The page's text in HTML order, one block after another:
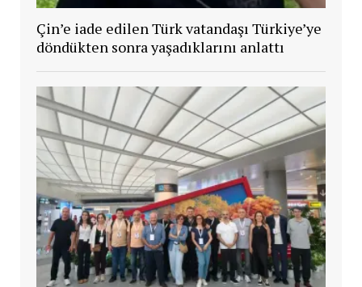
Çin’e iade edilen Türk vatandaşı Türkiye’ye
döndükten sonra yaşadıklarını anlattı